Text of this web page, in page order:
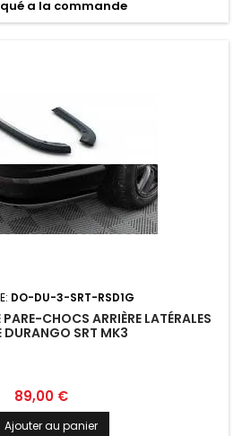
a la commande
DO-DU-3-SRT-RSD1G
CHOCS ARRIÈRE LATÉRALES
DURANGO SRT MK3
Prix
89,00 €
Ajouter au panier